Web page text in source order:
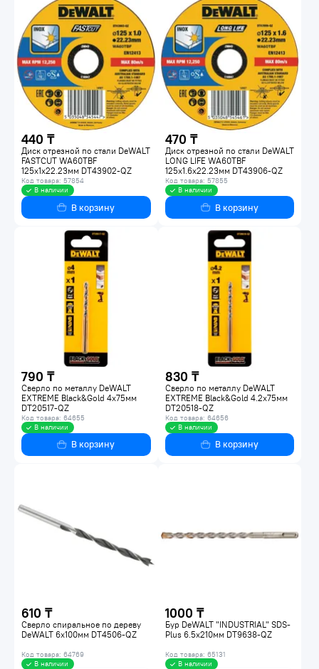
440 ₸
Диск отрезной по стали DeWALT
FASTCUT WA60TBF
125х1х22.23мм DT43902-QZ
Код товара: 57854
В наличии
В корзину
470 ₸
Диск отрезной по стали DeWALT
LONG LIFE WA60TBF
125х1.6х22.23мм DT43906-QZ
Код товара: 57855
В наличии
В корзину
790 ₸
Сверло по металлу DeWALT
EXTREME Black&Gold 4х75мм
DT20517-QZ
Код товара: 64655
В наличии
В корзину
830 ₸
Сверло по металлу DeWALT
EXTREME Black&Gold 4.2х75мм
DT20518-QZ
Код товара: 64656
В наличии
В корзину
610 ₸
Сверло спиральное по дереву
DeWALT 6x100мм DT4506-QZ
Код товара: 64769
В наличии
1000 ₸
Бур DeWALT "INDUSTRIAL" SDS-
Plus 6.5х210мм DT9638-QZ
Код товара: 65131
В наличии